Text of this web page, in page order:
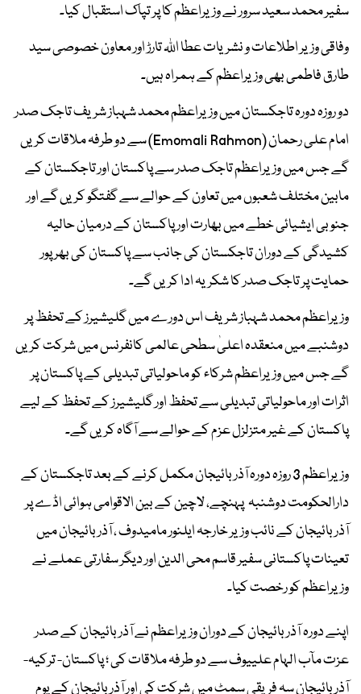
سفیر محمد سعید سرور نے وزیراعظم کا پر تپاک استقبال کیا۔
وفاقی وزیر اطلاعات و نشریات عطا اللہ تارڑ اور معاون خصوصی سید
طارق فاطمی بھی وزیراعظم کے ہمراہ ہیں۔
دو روزہ دورہ تاجکستان میں وزیراعظم محمد شہباز شریف تاجک صدر
امام علی رحمان (Emomali Rahmon) سے دو طرفہ ملاقات کریں
گے جس میں وزیراعظم تاجک صدر سے پاکستان اور تاجکستان کے
مابین مختلف شعبوں میں تعاون کے حوالے سے گفتگو کریں گے اور
جنوبی ایشیائی خطے میں بھارت اور پاکستان کے درمیان حالیہ
کشیدگی کے دوران تاجکستان کی جانب سے پاکستان کی بھر پور
حمایت پر تاجک صدر کا شکریہ ادا کریں گے۔
وزیراعظم محمد شہباز شریف اس دورے میں گلیشیرز کے تحفظ پر
دوشنبے میں منعقدہ اعلیٰ سطحی عالمی کانفرنس میں شرکت کریں
گے جس میں وزیراعظم شرکاء کو ماحولیاتی تبدیلی کے پاکستان پر
اثرات اور ماحولیاتی تبدیلی سے تحفظ اور گلیشیرز کے تحفظ کے لیے
پاکستان کے غیر متزلزل عزم کے حوالے سے آگاہ کریں گے۔
وزیراعظم 3 روزہ دورہ آذربائیجان مکمل کرنے کے بعد تاجکستان کے
دارالحکومت دوشنبہ پہنچے، لاچین کے بین الاقوامی ہوائی اڈے پر
آذر بائیجان کے نائب وزیر خارجہ ایلنور مامیدوف ، آذر بائیجان میں
تعینات پاکستانی سفیر قاسم محی الدین اور دیگر سفارتی عملے نے
وزیراعظم کو رخصت کیا۔
اپنے دورہ آذر بائیجان کے دوران وزیراعظم نے آذر بائیجان کے صدر
عزت مآب الہام علییوف سے دو طرفہ ملاقات کی ؛ پاکستان- ترکیہ-
آذربائیجان سہ فریقی سمٹ میں شرکت کی اور آذر بائیجان کے یوم